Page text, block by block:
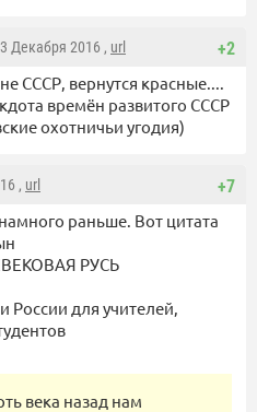
+2
Декабря 2016 , url
СССР, вернутся красные....
времён развитого СССР
охотничьи угодия)
+7
, url
раньше. Вот цитата
РУСЬ
России для учителей,
века назад нам